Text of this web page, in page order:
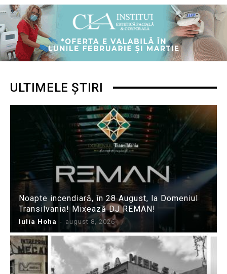
ULTIMELE ȘTIRI
Noapte incendiară, în 28 August, la Domeniul
Transilvania! Mixează DJ REMAN!
Iulia Hoha - august 8, 2026